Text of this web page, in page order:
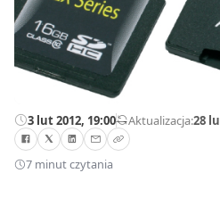
3 lut 2012, 19:00—Aktualizacja:28
7 minut czytania